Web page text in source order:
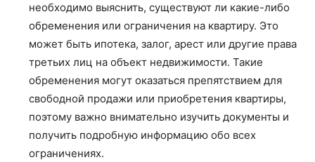
необходимо выяснить, существуют ли какие-либо
обременения или ограничения на квартиру. Это
может быть ипотека, залог, арест или другие права
третьих лиц на объект недвижимости. Такие
обременения могут оказаться препятствием для
свободной продажи или приобретения квартиры,
поэтому важно внимательно изучить документы и
получить подробную информацию обо всех
ограничениях.